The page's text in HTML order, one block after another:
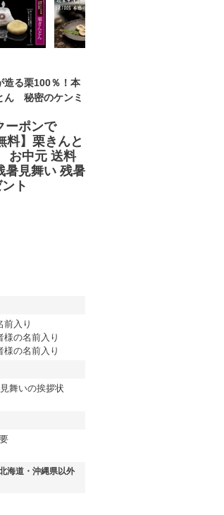
造る栗100％！本
ん 秘密のケンミ
ーポンで
料】栗きんと
お中元 送料
暑見舞い 残暑
ト
前入り
様の名前入り
様の名前入り
舞いの挨拶状
海道・沖縄県以外